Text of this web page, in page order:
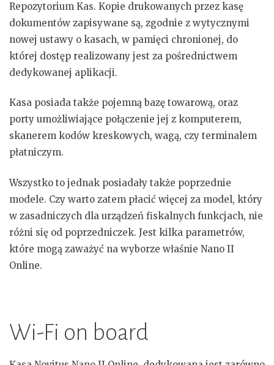
Repozytorium Kas. Kopie drukowanych przez kasę
dokumentów zapisywane są, zgodnie z wytycznymi
nowej ustawy o kasach, w pamięci chronionej, do
której dostęp realizowany jest za pośrednictwem
dedykowanej aplikacji.
Kasa posiada także pojemną bazę towarową, oraz
porty umożliwiające połączenie jej z komputerem,
skanerem kodów kreskowych, wagą, czy terminalem
płatniczym.
Wszystko to jednak posiadały także poprzednie
modele. Czy warto zatem płacić więcej za model, który
w zasadniczych dla urządzeń fiskalnych funkcjach, nie
różni się od poprzedniczek. Jest kilka parametrów,
które mogą zaważyć na wyborze właśnie Nano II
Online.
Wi-Fi on board